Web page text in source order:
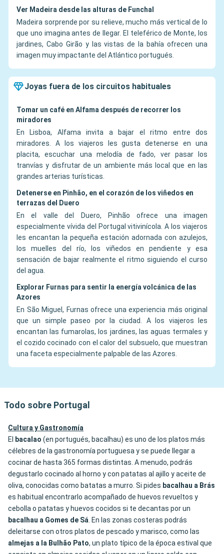
Ver Madeira desde las alturas de Funchal
Madeira sorprende por su relieve, mucho más vertical de lo
que uno imagina antes de llegar. El teleférico de Monte, los
jardines, Cabo Girão y las vistas de la bahía ofrecen una
imagen muy impactante del Atlántico portugués.
Joyas fuera de los circuitos habituales
Tomar un café en Alfama después de recorrer los
miradores
En Lisboa, Alfama invita a bajar el ritmo entre dos
miradores. A los viajeros les gusta detenerse en una
placita, escuchar una melodía de fado, ver pasar los
tranvías y disfrutar de un ambiente más local que en las
grandes arterias turísticas.
Detenerse en Pinhão, en el corazón de los viñedos en
terrazas del Duero
En el valle del Duero, Pinhão ofrece una imagen
especialmente vívida del Portugal vitivinícola. A los viajeros
les encantan la pequeña estación adornada con azulejos,
los muelles del río, los viñedos en pendiente y esa
sensación de bajar realmente el ritmo siguiendo el curso
del agua.
Explorar Furnas para sentir la energía volcánica de las
Azores
En São Miguel, Furnas ofrece una experiencia más original
que un simple paseo por la ciudad. A los viajeros les
encantan las fumarolas, los jardines, las aguas termales y
el cozido cocinado con el calor del subsuelo, que muestran
una faceta especialmente palpable de las Azores.
Todo sobre Portugal
Cultura y Gastronomía
El bacalao (en portugués, bacalhau) es uno de los platos más
célebres de la gastronomía portuguesa y se puede llegar a
cocinar de hasta 365 formas distintas. A menudo, podrás
degustarlo cocinado al horno y con patatas al ajillo y aceite de
oliva, conocidas como batatas a murro. Si pides bacalhau a Brás
es habitual encontrarlo acompañado de huevos revueltos y
cebolla o patatas y huevos cocidos si te decantas por un
bacalhau a Gomes de Sá. En las zonas costeras podrás
deleitarse con otros platos de pescado y marisco, como las
almejas a la Bulhão Pato, un plato típico de la época estival que